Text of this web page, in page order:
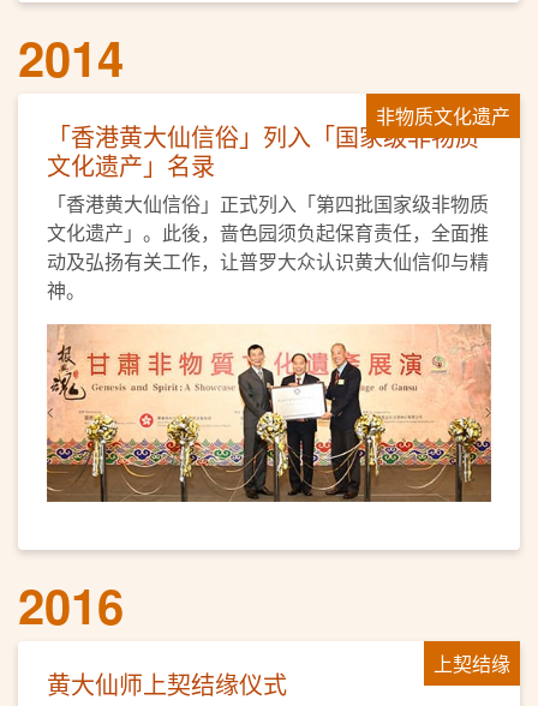
2014
非物质文化遗产
「香港黄大仙信俗」列入「国家级非物质
文化遗产」名录
「香港黄大仙信俗」正式列入「第四批国家级非物质
文化遗产」。此後，啬色园须负起保育责任，全面推
动及弘扬有关工作，让普罗大众认识黄大仙信仰与精
神。
2016
上契结缘
黄大仙师上契结缘仪式